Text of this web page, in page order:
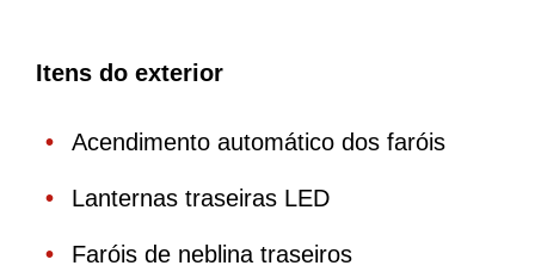
Itens do exterior
Acendimento automático dos faróis
Lanternas traseiras LED
Faróis de neblina traseiros